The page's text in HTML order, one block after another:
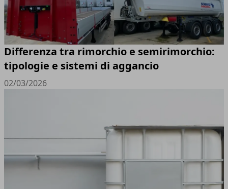
Differenza tra rimorchio e semirimorchio:
tipologie e sistemi di aggancio
02/03/2026